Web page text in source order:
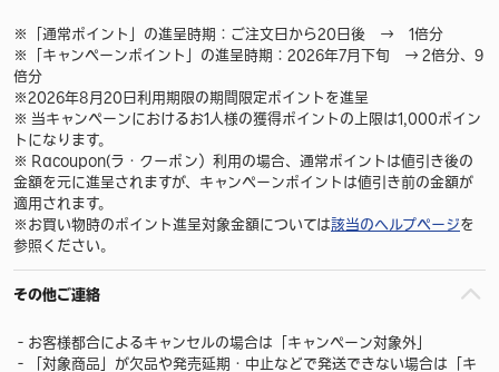
※「通常ポイント」の進呈時期：ご注文日から20日後 → 1倍分
※「キャンペーンポイント」の進呈時期：2026年7月下旬 → 2倍分、9
倍分
※2026年8月20日利用期限の期間限定ポイントを進呈
※ 当キャンペーンにおけるお1人様の獲得ポイントの上限は1,000ポイン
トになります。
※ Racoupon(ラ・クーポン）利用の場合、通常ポイントは値引き後の
金額を元に進呈されますが、キャンペーンポイントは値引き前の金額が
適用されます。
※お買い物時のポイント進呈対象金額については該当のヘルプページを
参照ください。
その他ご連絡
‐お客様都合によるキャンセルの場合は「キャンペーン対象外」
‐「対象商品」が欠品や発売延期・中止などで発送できない場合は「キ